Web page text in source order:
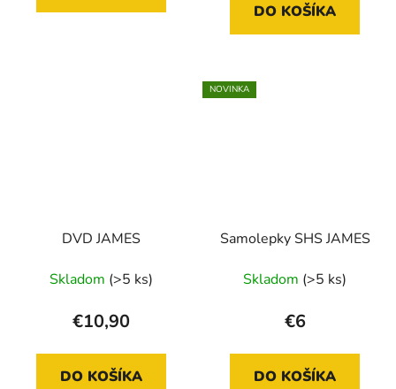
DO KOŠÍKA
DVD JAMES
Skladom (>5 ks)
€10,90
DO KOŠÍKA
NOVINKA
Samolepky SHS JAMES
Skladom (>5 ks)
€6
DO KOŠÍKA